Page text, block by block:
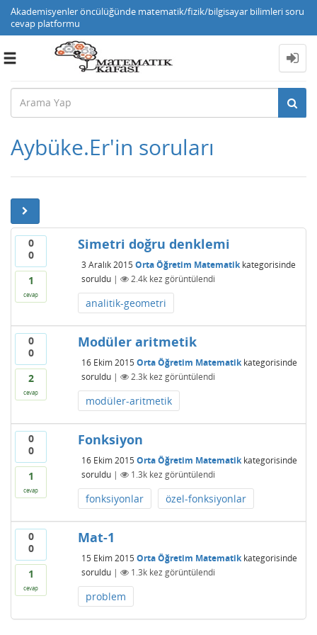
Akademisyenler öncülüğünde matematik/fizik/bilgisayar bilimleri soru
cevap platformu
Toggle
Aybüke.Er'in soruları
0
0
1
cevap
Simetri doğru denklemi
3 Aralık 2015 Orta Öğretim Matematikkategorisinde
soruldu | 2.4kkez görüntülendi
analitik-geometri
0
0
2
cevap
Modüler aritmetik
16 Ekim 2015 Orta Öğretim Matematikkategorisinde
soruldu | 2.3kkez görüntülendi
modüler-aritmetik
0
0
1
cevap
Fonksiyon
16 Ekim 2015 Orta Öğretim Matematikkategorisinde
soruldu | 1.3kkez görüntülendi
fonksiyonlar özel-fonksiyonlar
0
0
1
cevap
Mat-1
15 Ekim 2015 Orta Öğretim Matematikkategorisinde
soruldu | 1.3kkez görüntülendi
problem